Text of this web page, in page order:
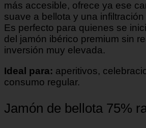
más accesible, ofrece ya ese
suave a bellota y una
Es perfecto para quienes se
del jamón ibérico premium sin
inversión muy elevada.
Ideal para: aperitivos,
consumo regular.
Jamón de bellota 75%